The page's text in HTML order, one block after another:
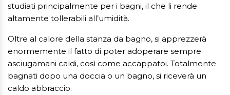
studiati principalmente per i bagni, il che li rende
altamente tollerabili all’umidità.
Oltre al calore della stanza da bagno, si apprezzerà
enormemente il fatto di poter adoperare sempre
asciugamani caldi, così come accappatoi. Totalmente
bagnati dopo una doccia o un bagno, si riceverà un
caldo abbraccio.